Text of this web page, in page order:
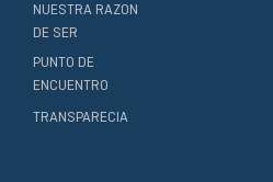
NUESTRA RAZON
DE SER
PUNTO DE
ENCUENTRO
TRANSPARECIA